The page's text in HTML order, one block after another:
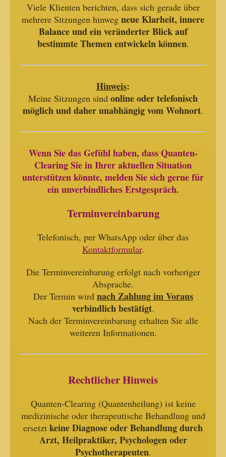
Viele Klienten berichten, dass sich gerade über
mehrere Sitzungen hinweg neue Klarheit, innere
Balance und ein veränderter Blick auf
bestimmte Themen entwickeln können.
Hinweis:
Meine Sitzungen sind online oder telefonisch
möglich und daher unabhängig vom Wohnort.
Wenn Sie das Gefühl haben, dass Quanten-
Clearing Sie in Ihrer aktuellen Situation
unterstützen könnte, melden Sie sich gerne für
ein unverbindliches Erstgespräch.
Terminvereinbarung
Telefonisch, per WhatsApp oder über das
Kontaktformular.
Die Terminvereinbarung erfolgt nach vorheriger
Absprache.
Der Termin wird nach Zahlung im Voraus
verbindlich bestätigt.
Nach der Terminvereinbarung erhalten Sie alle
weiteren Informationen.
Rechtlicher Hinweis
Quanten-Clearing (Quantenheilung) ist keine
medizinische oder therapeutische Behandlung und
ersetzt keine Diagnose oder Behandlung durch
Arzt, Heilpraktiker, Psychologen oder
Psychotherapeuten.